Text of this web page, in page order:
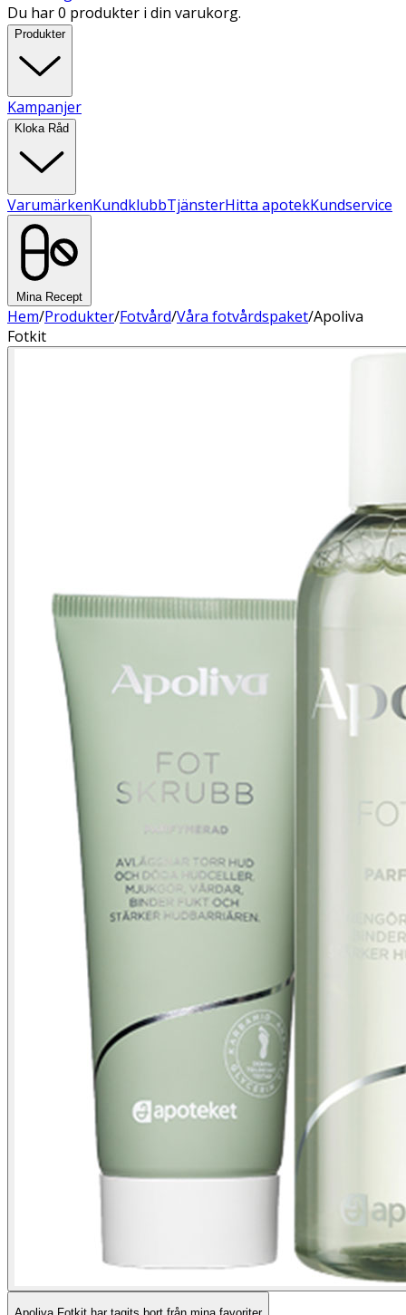
Du har 0 produkter i din varukorg.
Produkter
Kampanjer
Kloka Råd
VarumärkenKundklubbTjänsterHitta apotekKundservice
Mina Recept
Hem/Produkter/Fotvård/Våra fotvårdspaket/Apoliva
Fotkit